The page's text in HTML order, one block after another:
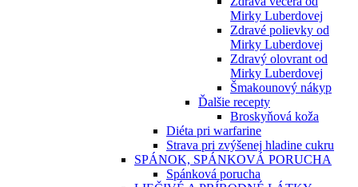
Mirky Luberdovej
Zdravé polievky od
Mirky Luberdovej
Zdravý olovrant od
Mirky Luberdovej
Šmakounový nákyp
Ďalšie recepty
Broskyňová koža
Diéta pri warfarine
Strava pri zvýšenej hladine cukru
SPÁNOK, SPÁNKOVÁ PORUCHA
Spánková porucha